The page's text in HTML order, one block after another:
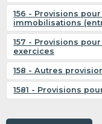
156 - Provisions
immobilisations
157 - Provisions
exercices
158 - Autres
1581 - Provisions